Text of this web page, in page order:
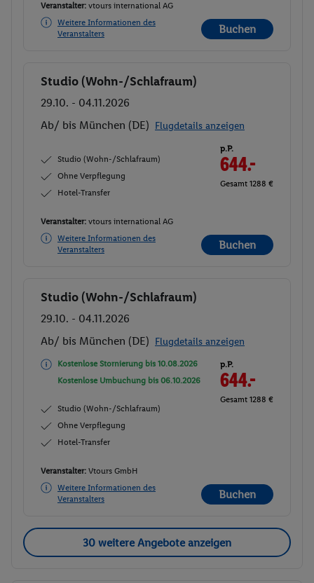
Veranstalter: vtours international AG
Weitere Informationen des
Veranstalters
Buchen
Buchen
Studio (Wohn-/Schlafraum)
29.10. - 04.11.2026
Ab/ bis München (DE) Flugdetails anzeigen
Studio (Wohn-/Schlafraum)
Ohne Verpflegung
Hotel-Transfer
p.P.
644.-
Gesamt 1288 €
Veranstalter: vtours international AG
Weitere Informationen des
Veranstalters
Buchen
Buchen
Studio (Wohn-/Schlafraum)
29.10. - 04.11.2026
Ab/ bis München (DE) Flugdetails anzeigen
Kostenlose Stornierung bis 10.08.2026
Kostenlose Umbuchung bis 06.10.2026
Studio (Wohn-/Schlafraum)
Ohne Verpflegung
Hotel-Transfer
p.P.
644.-
Gesamt 1288 €
Veranstalter: Vtours GmbH
Weitere Informationen des
Veranstalters
Buchen
30 weitere Angebote anzeigen